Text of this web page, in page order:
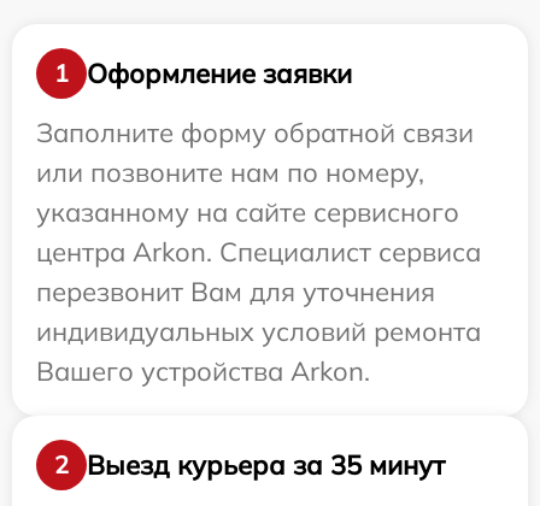
1
Оформление заявки
Заполните форму обратной связи
или позвоните нам по номеру,
указанному на сайте сервисного
центра Arkon. Специалист сервиса
перезвонит Вам для уточнения
индивидуальных условий ремонта
Вашего устройства Arkon.
2
Выезд курьера за 35 минут